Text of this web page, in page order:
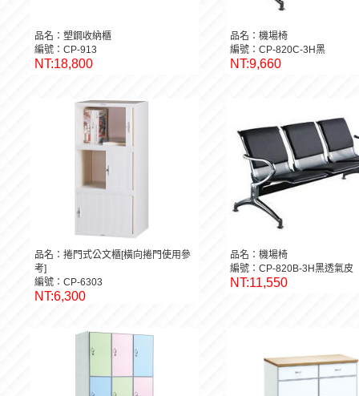
品名：塑鋼收納櫃
編號：CP-913
NT:18,800
品名：機場椅
編號：CP-820C-3H黑
NT:9,660
品名：捲門式公文櫃[橫向捲門使用參
考]
編號：CP-6303
NT:6,300
品名：機場椅
編號：CP-820B-3H黑透氣皮
NT:11,550